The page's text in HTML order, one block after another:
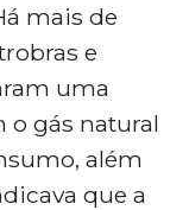
mais de
e
uma
o gás natural
além
que a